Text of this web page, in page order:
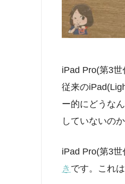
iPad Pro(第3
従来の
ー的にどうな
していないの
iPad Pro(第3世
き です。これは